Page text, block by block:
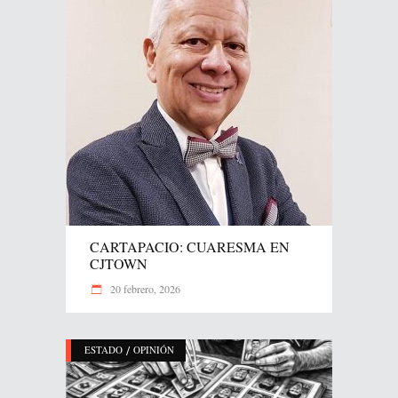
CARTAPACIO: CUARESMA EN
CJTOWN
20 febrero, 2026
ESTADO / OPINIÓN